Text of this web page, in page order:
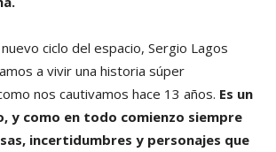
ciclo del espacio, Sergio Lagos
a vivir una historia súper
nos cautivamos hace 13 años. Es un
y como en todo comienzo siempre
incertidumbres y personajes que